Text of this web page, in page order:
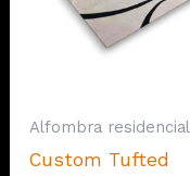
Alfombra residencial
Custom Tufted